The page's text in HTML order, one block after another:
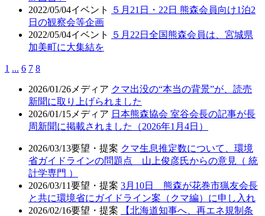
2022/05/04イベント
５月21日・22日 熊森会員向け1泊2
日の観察会等企画
2022/05/04イベント
５月22日全国熊森会員は、宮城県
加美町に大集結を
1 ... 6 7 8
2026/01/26 メディア クマ出没の“本当の背景”が、読売
新聞に取り上げられました
2026/01/15 メディア 日本熊森協会 室谷会長の記事が長
周新聞に掲載されました（2026年1月4日）
2026/03/13要望・提案 クマ生息推定数について、環境
省ガイドラインの問題点 山上俊彦氏からの意見（ 統
計学専門 ）
2026/03/11要望・提案 3月10日 熊森が花巻市猟友会長
と共に環境省にガイドライン案（クマ編）に申し入れ
2026/02/16要望・提案
【北海道知事へ、再エネ規制条